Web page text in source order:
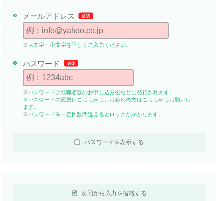
メールアドレス 必須
※大文字・小文字を正しくご入力ください。
パスワード 必須
※パスワードは転職相談のお申し込み後などに発行されます。
※パスワードの変更は こちらから、お忘れの方は こちらからお願いし
ます。
※パスワードを一定回数間違えるとロックがかかります。
パスワードを表示する
次回から入力を省略する